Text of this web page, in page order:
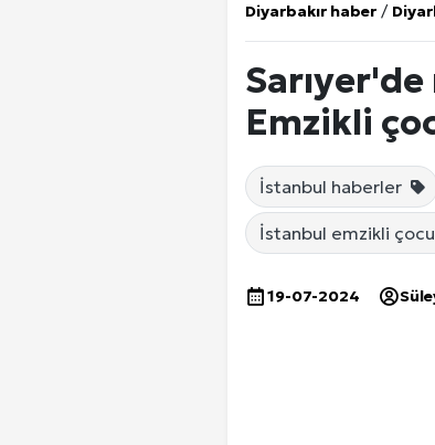
Diyarbakır haber /
Emzikli
İstanbul haberler
İstanbul emzikli
19-07-2024